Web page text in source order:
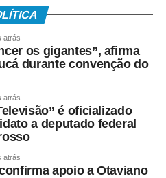
ou das escolas.
que o projeto busca
sem inviabilizar a atividade
Segundo ele, a
e não representa uma
ainda que a matéria está
Federal, que atribui aos
atrás
os gigantes”, afirma
durante convenção do
atrás
é oficializado
a deputado federal
atrás
apoio a Otaviano